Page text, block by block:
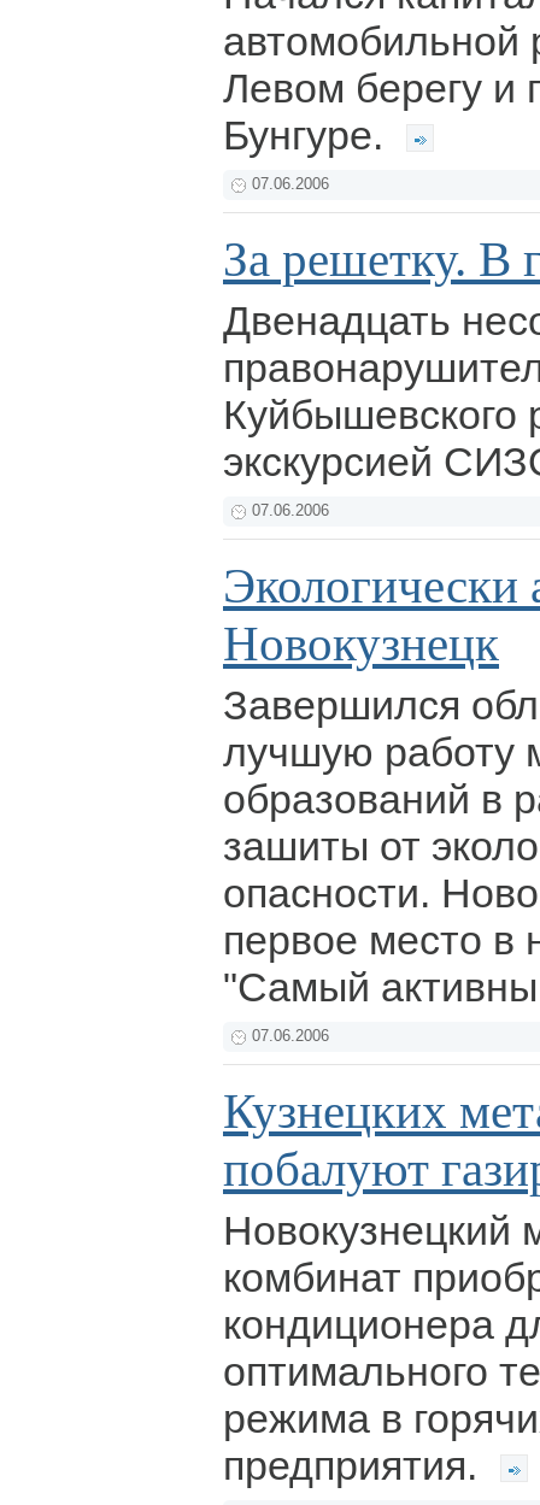
автомобильной
Левом берегу и
Бунгуре.
07.06.2006
За решетку. В
Двенадцать
Куйбышевского
экскурсией
07.06.2006
Экологически
Новокузнецк
Завершился
лучшую работу
образований в
зашиты от
опасности.
первое место в
"Самый
07.06.2006
Кузнецких
побалуют
Новокузнецкий
комбинат
кондиционера
оптимального
режима в
предприятия.